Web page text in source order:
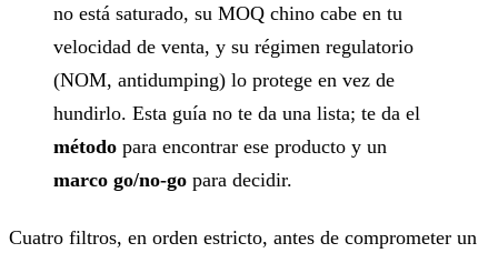
no está saturado, su MOQ chino cabe en tu
velocidad de venta, y su régimen regulatorio
(NOM, antidumping) lo protege en vez de
hundirlo. Esta guía no te da una lista; te da el
método para encontrar ese producto y un
marco go/no-go para decidir.
Cuatro filtros, en orden estricto, antes de comprometer un